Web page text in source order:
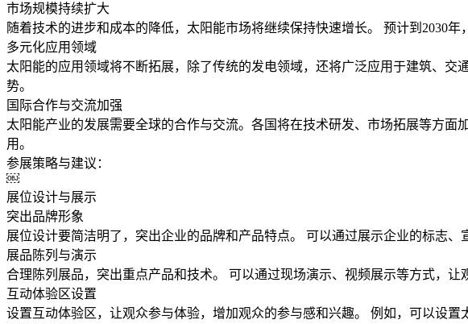
市场规模持续扩大
随着技术的进步和成本的降低，太阳能市场将继续保持快速增长。 预计到2030年
多元化应用领域
太阳能的应用领域将不断拓展，除了传统的发电领域，还将广泛应用于建筑、
势。
国际合作与交流加强
太阳能产业的发展需要全球的合作与交流。各国将在技术研发、市场拓展等方
用。
参展策略与建议：
￼
展位设计与展示
突出品牌形象
展位设计要简洁明了，突出企业的品牌和产品特点。 可以通过展示企业的标志、
展品陈列与演示
合理陈列展品，突出重点产品和技术。 可以通过现场演示、视频展示等方式，让
互动体验区设置
设置互动体验区，让观众参与体验，增加观众的参与感和兴趣。 例如，可以设置